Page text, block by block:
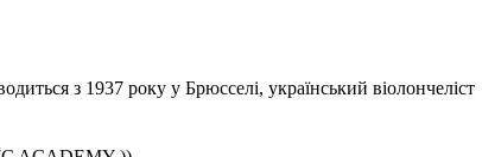
з 1937 року у Брюсселі, український віолончеліст